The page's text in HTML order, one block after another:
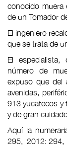
conocido muera
de un Tomador
El ingeniero
que se trata de
El
número de
expuso que del
avenidas,
913 yucatecos y
y de gran
Aquí la
295, 2012: 294,